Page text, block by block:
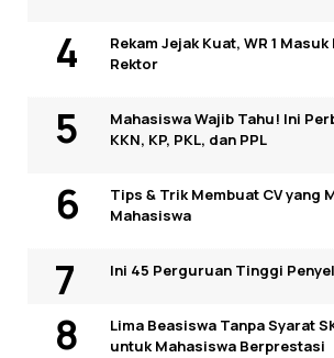
Rekam Jejak Kuat, WR 1
Rektor
Mahasiswa Wajib Tahu! Ini
KKN, KP, PKL, dan PPL
Tips & Trik Membuat CV yang
Mahasiswa
Ini 45 Perguruan Tinggi
Lima Beasiswa Tanpa Syarat
untuk Mahasiswa Berprestasi